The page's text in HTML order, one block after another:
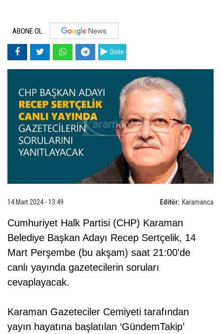
ABONE OL
Dinle
Editör: Karamanca
14 Mart 2024 - 13:49
Cumhuriyet Halk Partisi (CHP) Karaman
Belediye Başkan Adayı Recep Sertçelik, 14
Mart Perşembe (bu akşam) saat 21:00'de
canlı yayında gazetecilerin soruları
cevaplayacak.
Karaman Gazeteciler Cemiyeti tarafından
yayın hayatına başlatılan ‘GündemTakip’